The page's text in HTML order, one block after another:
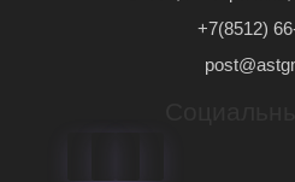
+7(8512)